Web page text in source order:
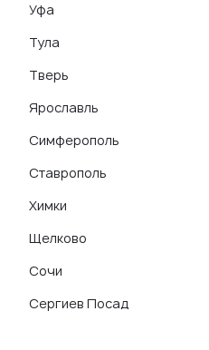
Уфа
Тула
Тверь
Ярославль
Симферополь
Ставрополь
Химки
Щелково
Сочи
Сергиев Посад